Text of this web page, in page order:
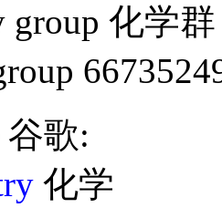
group 化学群
谷歌:
化学